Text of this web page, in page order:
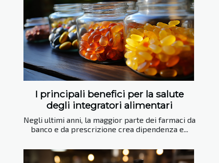
I principali benefici per la salute
degli integratori alimentari
Negli ultimi anni, la maggior parte dei farmaci da
banco e da prescrizione crea dipendenza e...